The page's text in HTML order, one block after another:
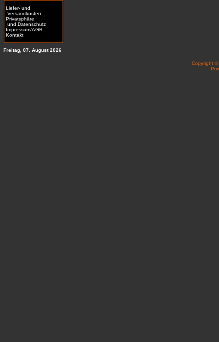
Liefer- und
Versandkosten
Privatsphäre
und Datenschutz
Impressum/AGB
Kontakt
Freitag, 07. August 2026
Copyright